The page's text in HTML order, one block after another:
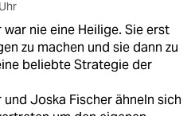
nie eine Heilige. Sie erst
zu machen und sie dann zu
beliebte Strategie der
Joska Fischer ähneln sich